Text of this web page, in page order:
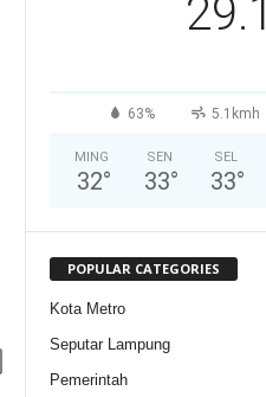
29.1
63% 5.1kmh
MING
32°
SEN
33°
SEL
33°
POPULAR CATEGORIES
Kota Metro
Seputar Lampung
Pemerintah